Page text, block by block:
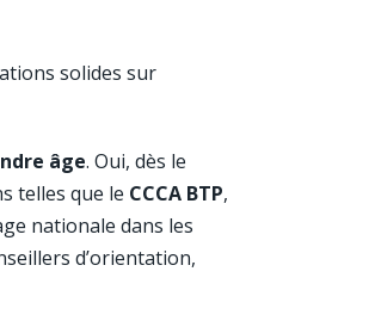
solides sur
âge. Oui, dès le
telles que le CCCA BTP,
nationale dans les
d’orientation,